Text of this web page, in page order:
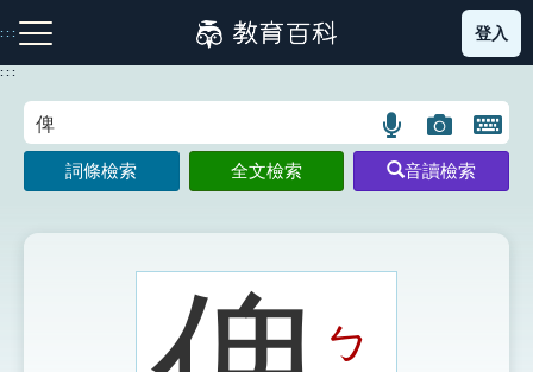
到
主
:::
注音索引圖示 筆畫索引圖示 部首索引表圖示
登入
:::
語
言
搜
示
圖
片
搜
開
鍵
圖
詞條檢索 全文檢索 音讀檢索
ㄅ